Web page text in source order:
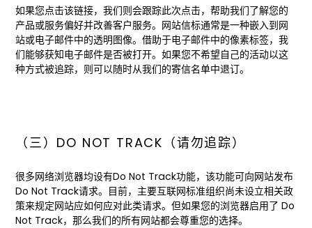
如果您点击该链接，我们则会跟踪此次点击，帮助我们了解您的
产品或服务偏好并改善客户服务。网站信标通常是一种嵌入到网
站或电子邮件中的透明图像。借助于电子邮件中的像素标签，我
们能够获知电子邮件是否被打开。如果您不希望自己的活动以这
种方式被追踪，则可以随时从我们的寄信名单中退订。
（三）DO NOT TRACK（请勿追踪）
很多网络浏览器均设有Do Not Track功能，该功能可向网站发布
Do Not Track请求。目前，主要互联网标准组织尚未设立相关政
策来规定网站应如何应对此类请求。但如果您的浏览器启用了 Do
Not Track，那么我们的所有网站都会尊重您的选择。